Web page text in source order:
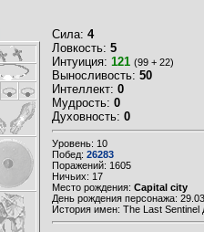
Сила: 4
Ловкость: 5
Интуиция: 121 (99 + 22)
Выносливость: 50
Интеллект: 0
Мудрость: 0
Духовность: 0
Уровень: 10
Побед: 26283
Поражений: 1605
Ничьих: 17
Место рождения: Capital city
День рождения персонажа:
История имен: The Last Sentinel